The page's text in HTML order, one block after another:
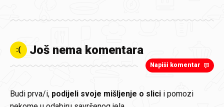
:( Još nema komentara
Napiši komentar
Budi prva/i, podijeli svoje mišljenje o slici i pomozi